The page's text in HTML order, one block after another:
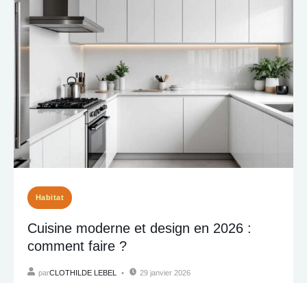
Habitat
Cuisine moderne et design en 2026 :
comment faire ?
parCLOTHILDE LEBEL 29 janvier 2026